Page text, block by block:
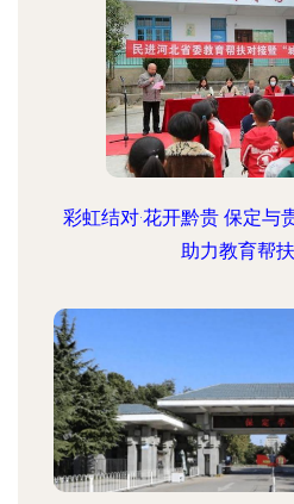
彩虹结对·花开黔贵 保定与
助力教育帮